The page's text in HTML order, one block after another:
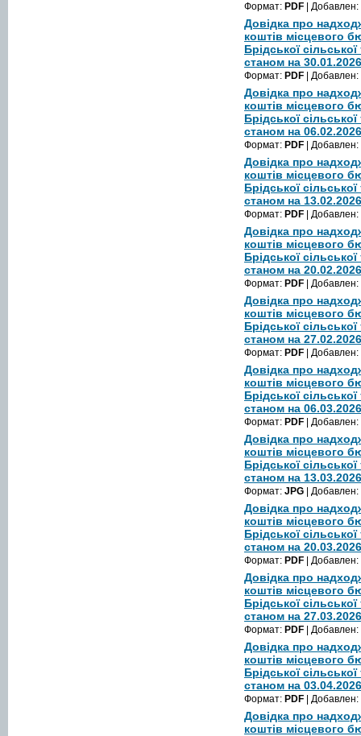
Формат: PDF | Добавлен:
Довідка про
коштів місцевого
Брідської
станом на 30.01.2026
Формат: PDF | Добавлен:
Довідка про
коштів місцевого
Брідської
станом на 06.02.2026
Формат: PDF | Добавлен:
Довідка про
коштів місцевого
Брідської
станом на 13.02.2026
Формат: PDF | Добавлен:
Довідка про
коштів місцевого
Брідської
станом на 20.02.2026
Формат: PDF | Добавлен:
Довідка про
коштів місцевого
Брідської
станом на 27.02.2026
Формат: PDF | Добавлен:
Довідка про
коштів місцевого
Брідської
станом на 06.03.2026
Формат: PDF | Добавлен:
Довідка про
коштів місцевого
Брідської
станом на 13.03.2026
Формат: JPG | Добавлен:
Довідка про
коштів місцевого
Брідської
станом на 20.03.2026
Формат: PDF | Добавлен:
Довідка про
коштів місцевого
Брідської
станом на 27.03.2026
Формат: PDF | Добавлен:
Довідка про
коштів місцевого
Брідської
станом на 03.04.2026
Формат: PDF | Добавлен:
Довідка про
коштів місцевого